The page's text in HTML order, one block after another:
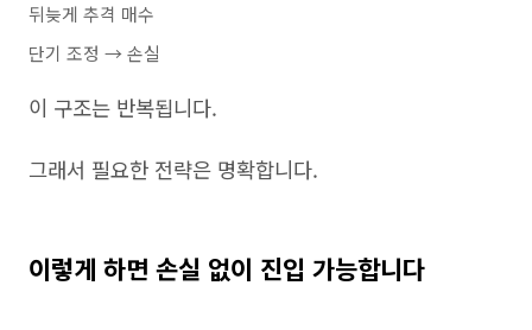
뒤늦게 추격 매수
단기 조정 → 손실
이 구조는 반복됩니다.
그래서 필요한 전략은 명확합니다.
이렇게 하면 손실 없이 진입 가능합니다